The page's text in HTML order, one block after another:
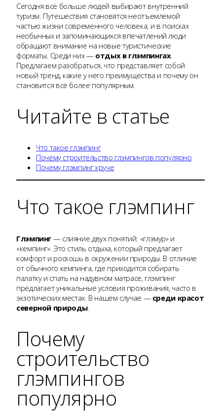
Сегодня всё больше людей выбирают внутренний
туризм. Путешествия становятся неотъемлемой
частью жизни современного человека, и в поисках
необычных и запоминающихся впечатлений люди
обращают внимание на новые туристические
форматы. Среди них — отдых в глэмпингах.
Предлагаем разобраться, что представляет собой
новый тренд, какие у него преимущества и почему он
становится всё более популярным.
Читайте в статье
Что такое глэмпинг
Почему строительство глэмпингов популярно
Почему глэмпинг круче
Что такое глэмпинг
Глэмпинг — слияние двух понятий: «глэмур» и
«кемпинг». Это стиль отдыха, который предлагает
комфорт и роскошь в окружении природы. В отличие
от обычного кемпинга, где приходится собирать
палатку и спать на надувном матрасе, глэмпинг
предлагает уникальные условия проживания, часто в
экзотических местах. В нашем случае — среди красот
северной природы
Почему
строительство
глэмпингов
популярно